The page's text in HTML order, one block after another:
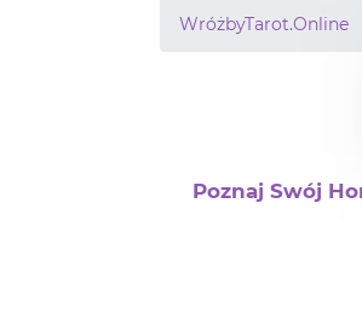
WróżbyTarot.Online
Poznaj Swój